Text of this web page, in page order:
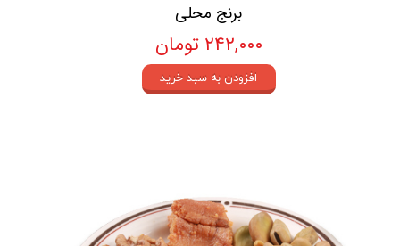
برنج محلی
۲۴۲,۰۰۰ تومان
افزودن به سبد خرید